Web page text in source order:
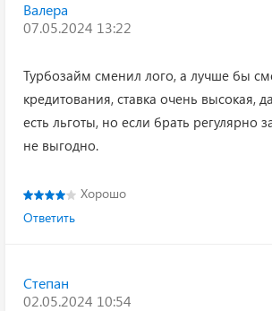
Валера
07.05.2024 13:22
Турбозайм сменил лого, а лучше бы
кредитования, ставка очень высокая,
есть льготы, но если брать регулярно
не выгодно.
Хорошо
Ответить
Степан
02.05.2024 10:54